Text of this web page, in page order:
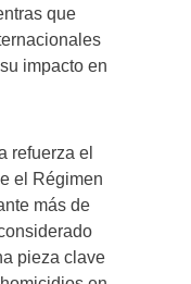
que
impacto en
refuerza el
el Régimen
más de
pieza clave